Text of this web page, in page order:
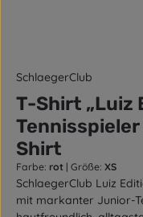
SchlaegerClub
T-Shirt „Luiz
Shirt
Farbe: rot | Größe: XS
SchlaegerClub Luiz
mit markanter Junior-